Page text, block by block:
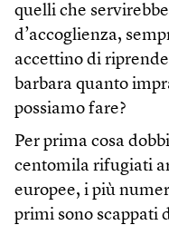
quelli che
d’accoglienza,
accettino di
barbara quanto
possiamo fare?
Per prima cosa
centomila rifugiati
europee, i più
primi sono scappati